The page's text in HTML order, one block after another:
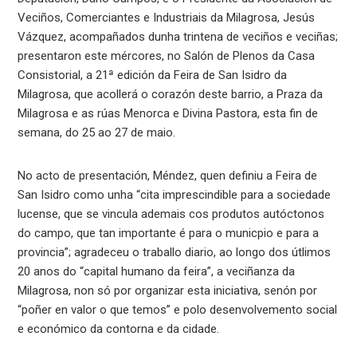
Veciños, Comerciantes e Industriais da Milagrosa, Jesús
Vázquez, acompañados dunha trintena de veciños e veciñas;
presentaron este mércores, no Salón de Plenos da Casa
Consistorial, a 21ª edición da Feira de San Isidro da
Milagrosa, que acollerá o corazón deste barrio, a Praza da
Milagrosa e as rúas Menorca e Divina Pastora, esta fin de
semana, do 25 ao 27 de maio.
No acto de presentación, Méndez, quen definiu a Feira de
San Isidro como unha “cita imprescindible para a sociedade
lucense, que se vincula ademais cos produtos autóctonos
do campo, que tan importante é para o municpio e para a
provincia”; agradeceu o traballo diario, ao longo dos útlimos
20 anos do “capital humano da feira”, a veciñanza da
Milagrosa, non só por organizar esta iniciativa, senón por
“poñer en valor o que temos” e polo desenvolvemento social
e económico da contorna e da cidade.